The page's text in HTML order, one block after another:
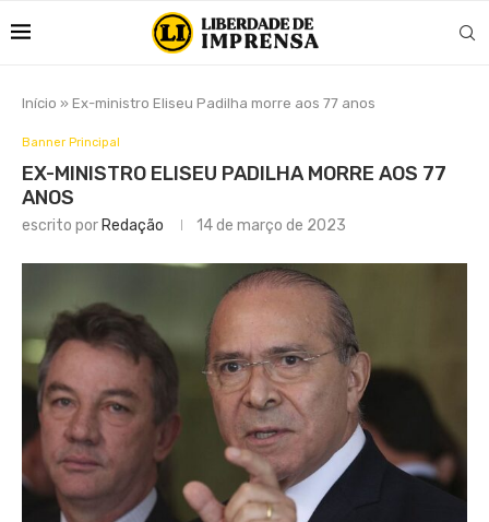
Início » Ex-ministro Eliseu Padilha morre aos 77 anos
Banner Principal
EX-MINISTRO ELISEU PADILHA MORRE AOS 77
ANOS
escrito por Redação 14 de março de 2023